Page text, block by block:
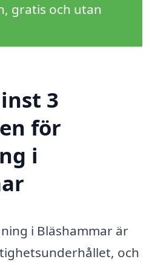
gratis och utan
3
för
i
i Bläshammar är
och